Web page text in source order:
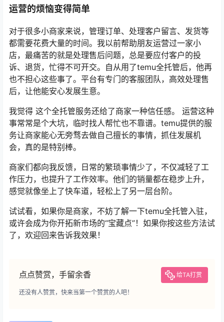
运营的烦恼变得简单
对于很多小商家来说，管理订单、处理客户留言、发货等
都需要花费大量的时间。我以前帮助朋友运营过一家小
店，最痛苦的就是处理售后问题，总是要应付客户的投
诉、退货，忙得不可开交。自从用了temu全托管后，他再
也不担心这些事了。平台有专门的客服团队，高效处理售
后，让他能安心发展生意。
我觉得 这个全托管服务还给了商家一种信任感。 运营这种
事常常是个大坑，临时找人帮忙也不靠谱。temu提供的服
务让商家能心无旁骛去做自己擅长的事情，抓住发展机
会，真的是特别棒。
商家们都向我反馈，日常的繁琐事情少了，不仅减轻了工
作压力，也提升了工作效率。他们的销量都在稳步上升，
感觉就像坐上了快车道，轻松上了另一层台阶。
试试看，如果你是商家，不妨了解一下temu全托管入驻，
或许会成为你开拓新市场的“宝藏点”！如果你按这些方法试
了，欢迎回来告诉我效果！
点点赞赏，手留余香 给TA打赏
还没有人赞赏，快来当第一个赞赏的人吧！